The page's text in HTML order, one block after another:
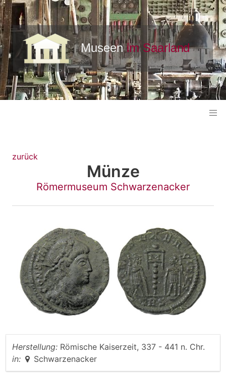
zurück
Münze
Römermuseum Schwarzenacker
Herstellung: Römische Kaiserzeit, 337 - 441 n. Chr.
in:
Schwarzenacker